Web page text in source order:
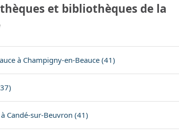
et bibliothèques de la
à Champigny-en-Beauce (41)
Candé-sur-Beuvron (41)